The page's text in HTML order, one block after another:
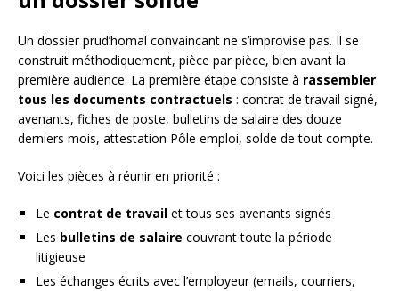
Un dossier prud’homal convaincant ne s’improvise pas. Il se
construit méthodiquement, pièce par pièce, bien avant la
première audience. La première étape consiste à rassembler
tous les documents contractuels : contrat de travail signé,
avenants, fiches de poste, bulletins de salaire des douze
derniers mois, attestation Pôle emploi, solde de tout compte.
Voici les pièces à réunir en priorité :
Le contrat de travail et tous ses avenants signés
Les bulletins de salaire couvrant toute la période
litigieuse
Les échanges écrits avec l’employeur (emails, courriers,